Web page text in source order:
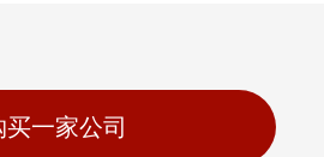
买一家公司